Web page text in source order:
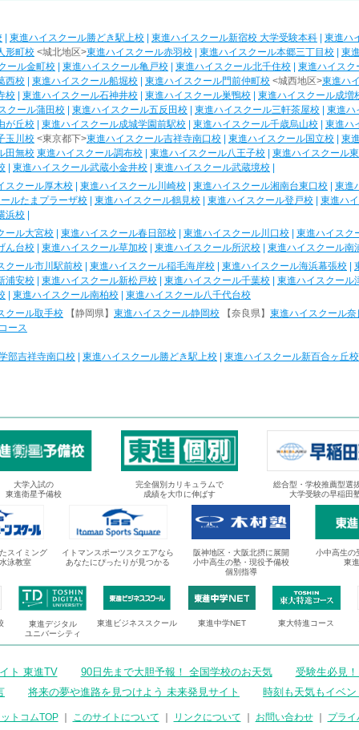
東進ハイスクール勝どき駅上校 東進ハイスクール新宿校 大学受験本科 東進ハ
形町校 <城北地区>東進ハイスクール赤羽校 東進ハイスクール本郷三丁目校
東
ール金町校
東進ハイスクール亀戸校 東進ハイスクール北千住校 東進ハイスク
西校
東進ハイスクール船堀校 東進ハイスクール門前仲町校 <城西地区>東進ハ
校
東進ハイスクール石神井校 東進ハイスクール巣鴨校 東進ハイスクール成増
クール蒲田校
東進ハイスクール五反田校 東進ハイスクール三軒茶屋校 東進ハ
が丘校
東進ハイスクール成城学園前駅校 東進ハイスクール千歳烏山校
東進ハ
玉川校 <東京都下>東進ハイスクール吉祥寺南口校 東進ハイスクール国立校 東
田無校 東進ハイスクール調布校 東進ハイスクール八王子校 東進ハイスクール
東進ハイスクール武蔵小金井校 東進ハイスクール武蔵境校
スクール厚木校
東進ハイスクール川崎校 東進ハイスクール湘南台東口校 東進
ルたまプラーザ校
東進ハイスクール鶴見校 東進ハイスクール登戸校 東進ハ
浜校
ール大宮校
東進ハイスクール春日部校 東進ハイスクール川口校 東進ハイスク
ん台校
東進ハイスクール草加校 東進ハイスクール所沢校 東進ハイスクール南
クール市川駅前校
東進ハイスクール稲毛海岸校 東進ハイスクール海浜幕張校
浦安校
東進ハイスクール新松戸校 東進ハイスクール千葉校 東進ハイスクール
東進ハイスクール南柏校
東進ハイスクール八千代台校
クール取手校
【静岡県】 東進ハイスクール静岡校 【奈良県】 東進ハイスクール奈
ース
部吉祥寺南口校 東進ハイスクール勝どき駅上校 東進ハイスクール新百合ヶ丘校
大学入試の
東進衛星予備校
完全個別カリキュラムで
成績を大巾に伸ばす
総合型・学校推薦型選
大学受験の早稲田
スイミング
泳教室
イトマンスポーツスクエアなら
あなたにぴったりが見つかる
阪神地区・大阪北摂に展開
小中高生の塾・現役予備校
個別指導
小中高生の
東
東進デジタル
ユニバーシティ
東進ビジネススクール 東進中学NET 東大特進コース
ト 東進TV 90日先まで大胆予報！ 全国学校のお天気
受験生必見
将来の夢や進路を見つけよう 未来発見サイト 時刻も天気もイベ
トコムTOP｜ このサイトについて リンクについて お問い合わせ｜ プラ